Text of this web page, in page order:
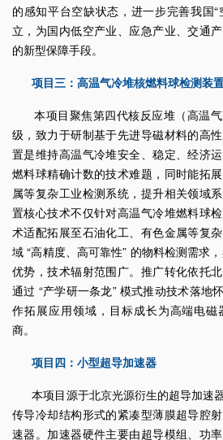
的感知平台空缺状态，进一步完善我国
立，为国内低空产业、应急产业、交通
的新型保障手段。
项目三：高温气冷堆核燃料球检测装
本项目聚焦第四代核反应堆（高温气
级，致力于研制基于先进导磁材料的高
置是维持高温气冷堆安全、稳定、经济
燃料球精确计数的技术难题，同时能拓
属等复杂工业检测系统，提升相关领域
置核心技术不仅针对高温气冷堆燃料球
术适配拓展至石油化工、有色金属等复
域 “高精度、高可靠性” 的物料检测需求
优势，技术辐射范围广。推广转化依托
通过 “产学研一条龙” 模式推动技术落地
作拓展应用领域，目标成长为高端电
商。
项目四：小型超导加速器
本项目源于北京光源衍生的超导加速
传导冷却结构形式的紧凑型薄膜超导腔
速器。加速器硬件主要由超导模组、功